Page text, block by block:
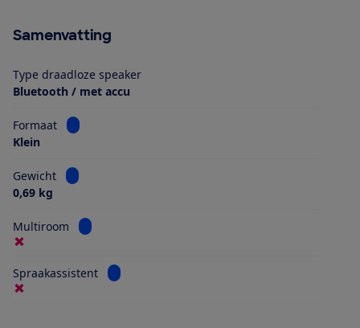
Samenvatting
Type draadloze speaker
Bluetooth / met accu
Formaat
Bekijk informatie voor Formaat
Klein
Gewicht
Bekijk informatie voor Gewicht
0,69 kg
Multiroom Bekijk informatie voor Multiroom
Spraakassistent Bekijk informatie voor Spraakassistent